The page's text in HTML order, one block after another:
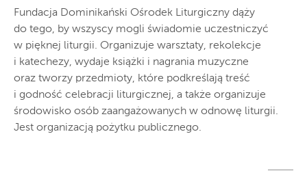
Fundacja Dominikański Ośrodek Liturgiczny dąży
do tego, by wszyscy mogli świadomie uczestniczyć
w pięknej liturgii. Organizuje warsztaty, rekolekcje
i katechezy, wydaje książki i nagrania muzyczne
oraz tworzy przedmioty, które podkreślają treść
i godność celebracji liturgicznej, a także organizuje
środowisko osób zaangażowanych w odnowę liturgii.
Jest organizacją pożytku publicznego.